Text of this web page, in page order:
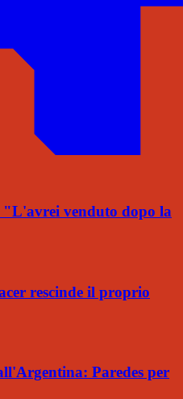
"L'avrei venduto dopo la
rescinde il proprio
Paredes per